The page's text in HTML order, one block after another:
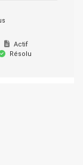
Actif
Résolu